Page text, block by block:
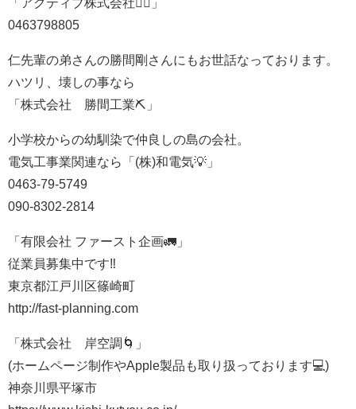
0463798805
仁先輩の弟さんの勝間剛さんにもお世話なっております。
ハツリ、壊しの事なら
「株式会社 勝間工業⛏」
小学校からの幼馴染で仲良しの島の会社。
電気工事業関連なら「(株)和電気💡」
0463-79-5749
090-8302-2814
「有限会社 ファースト企画🚛」
従業員募集中です‼️
東京都江戸川区篠崎町
http://fast-planning.com
「株式会社 岸空調🌀」
(ホームページ制作やApple製品も取り扱っております💻)
神奈川県平塚市